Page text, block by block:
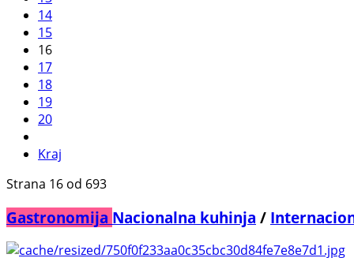
14
15
16
17
18
19
20
Kraj
Strana 16 od 693
Gastronomija Nacionalna kuhinja /